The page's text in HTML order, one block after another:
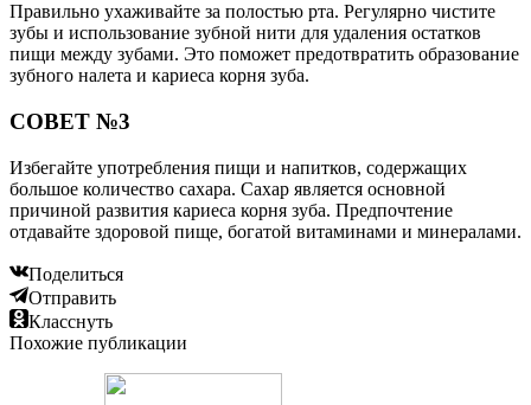
Правильно ухаживайте за полостью рта. Регулярно чистите
зубы и использование зубной нити для удаления остатков
пищи между зубами. Это поможет предотвратить образование
зубного налета и кариеса корня зуба.
СОВЕТ №3
Избегайте употребления пищи и напитков, содержащих
большое количество сахара. Сахар является основной
причиной развития кариеса корня зуба. Предпочтение
отдавайте здоровой пище, богатой витаминами и минералами.
Поделиться
Отправить
Класснуть
Похожие публикации